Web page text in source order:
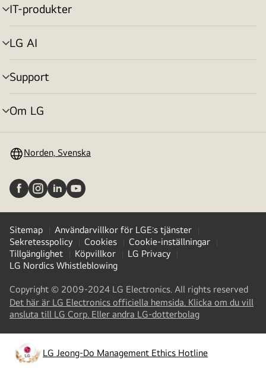
IT-produkter
menyväxling
LG AI
menyväxling
Support
menyväxling
Om LG
menyväxling
Norden, Svenska
Sitemap
Användarvillkor för LGE:s tjänster
Sekretesspolicy
Cookies
Cookie-inställningar
Tillgänglighet
Köpvillkor
LG Privacy
LG Nordics Whistleblowing
Copyright © 2009-2024 LG Electronics. All rights reserved
Det här är LG Electronics officiella hemsida. Klicka om du vill
ansluta till LG Corp. Eller andra LG-dotterbolag(
a
new
tab
LG Jeong-Do Management Ethics Hotline
opens